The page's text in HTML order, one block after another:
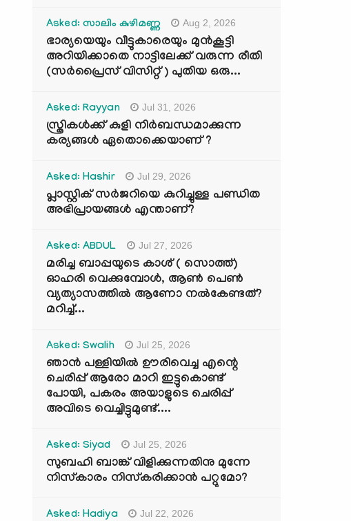
Asked: സാലിം കുഴിമണ്ണ Aug 2, 2026
ഭാര്യയെയും വീട്ടുകാരെയും മുൻകൂട്ടി
അറിയിക്കാതെ നാട്ടിലേക്ക് വരുന്ന രീതി
(സർപ്രൈസ് വിസിറ്റ് ) പുതിയ ഒരു...
Asked: Rayyan Jul 31, 2026
സ്ത്രികൾക്ക് കുളി നിർബന്ധമാക്കുന്ന
കര്യങ്ങൾ ഏതൊക്കെയാണ് ?
Asked: Hashir Jul 29, 2026
പ്ലാസ്റ്റിക് സർജറിയെ കുറിച്ചുള്ള പണ്ഡിത
അഭിപ്രായങ്ങൾ എന്താണ്?
Asked: ABDUL Jul 27, 2026
മരിച്ച ബാപ്പയുടെ കാശ് ( സൊത്ത്)
ഓഹരി വെക്കുമ്പോൾ, ആണ്‍ പെണ്‍
വ്യത്യാസത്തില്‍ ആണോ നല്‍കേണ്ടത്?
മറിച്ച്...
Asked: Swalih Jul 25, 2026
ഞാൻ പള്ളിയിൽ ഊരിവെച്ച എന്റെ
ചെരിപ്പ് ആരോ മാറി ഇട്ടുകൊണ്ട്
പോയി, പകരം അയാളുടെ ചെരിപ്പ്
അവിടെ വെച്ചിട്ടുമുണ്ട്....
Asked: Siyad Jul 25, 2026
സുബഹി ബാങ്ക് വിളിക്കുന്നതിനു മുന്നേ
നിസ്കാരം നിസ്കരിക്കാൻ പറ്റുമോ?
Asked: Hadiya Jul 22, 2026